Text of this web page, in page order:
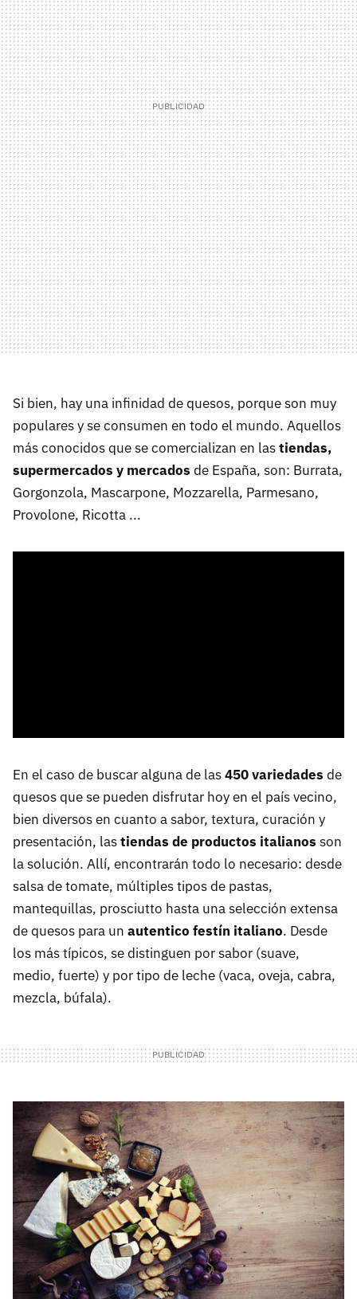
Si bien, hay una infinidad de quesos, porque son muy
populares y se consumen en todo el mundo. Aquellos
más conocidos que se comercializan en lastiendas,
supermercados y mercados de España, son: Burrata,
Gorgonzola, Mascarpone, Mozzarella, Parmesano,
Provolone, Ricotta ...
En el caso de buscar alguna de las450 variedades de
quesos que se pueden disfrutar hoy en el país vecino,
bien diversos en cuanto a sabor, textura, curación y
presentación, lastiendas de productos italianos son
la solución. Allí, encontrarán todo lo necesario: desde
salsa de tomate, múltiples tipos de pastas,
mantequillas, prosciutto hasta una selección extensa
de quesos para un autentico festín italiano. Desde
los más típicos, se distinguen por sabor (suave,
medio, fuerte) y por tipo de leche (vaca, oveja, cabra,
mezcla, búfala).